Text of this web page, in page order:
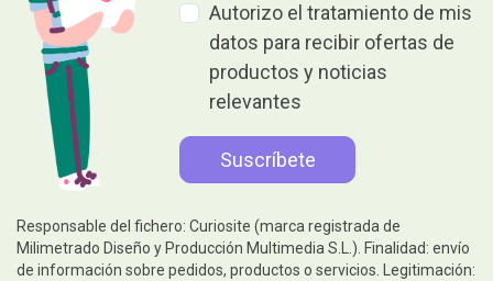
Autorizo el tratamiento de mis
datos para recibir ofertas de
productos y noticias
relevantes
Responsable del fichero: Curiosite (marca registrada de
Milimetrado Diseño y Producción Multimedia S.L.). Finalidad: envío
de información sobre pedidos, productos o servicios. Legitimación: